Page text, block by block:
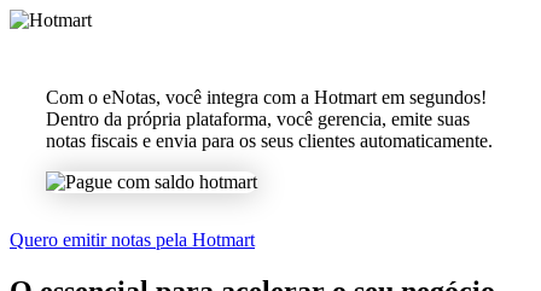
Com o eNotas, você integra com a Hotmart em segundos!
Dentro da própria plataforma, você gerencia, emite suas
notas fiscais e envia para os seus clientes automaticamente.
Quero emitir notas pela Hotmart